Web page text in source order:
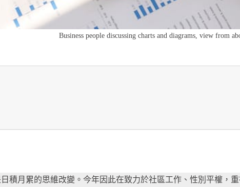
Business people discussing charts and diagrams, view from
積月累的思維改變。今年因此在致力於社區工作、性別平權，